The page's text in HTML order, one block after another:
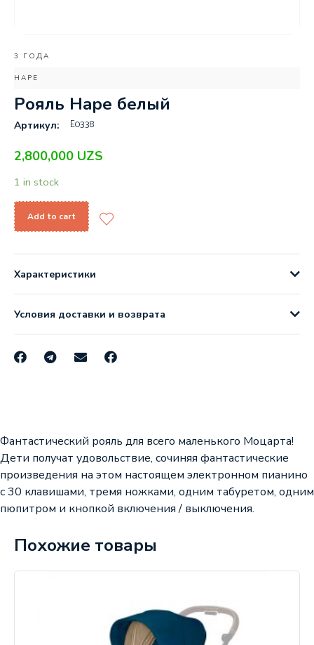
3 ГОДА
HAPE
Рояль Hape белый
Артикул: E0338
2,800,000 UZS
1 in stock
Add to cart
Характеристики
Условия доставки и возврата
Фантастический рояль для всего маленького Моцарта!
Дети получат удовольствие, сочиняя фантастические
произведения на этом настоящем электронном пианино
с 30 клавишами, тремя ножками, одним табуретом, одним
пюпитром и кнопкой включения / выключения.
Похожие товары